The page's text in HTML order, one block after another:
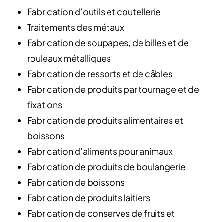
Fabrication d’outils et coutellerie
Traitements des métaux
Fabrication de soupapes, de billes et de
rouleaux métalliques
Fabrication de ressorts et de câbles
Fabrication de produits par tournage et de
fixations
Fabrication de produits alimentaires et
boissons
Fabrication d’aliments pour animaux
Fabrication de produits de boulangerie
Fabrication de boissons
Fabrication de produits laitiers
Fabrication de conserves de fruits et